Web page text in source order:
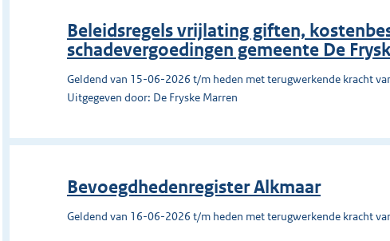
Beleidsregels vrijlating giften,
schadevergoedingen gemeente De
Geldend van 15-06-2026 t/m heden met terugwerkende kracht
Uitgegeven door: De Fryske Marren
Bevoegdhedenregister Alkmaar
Geldend van 16-06-2026 t/m heden met terugwerkende kracht